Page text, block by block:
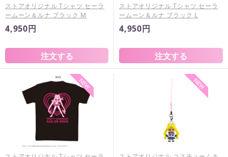
ストアオリジナル Tシャツ セーラ
ームーン＆ルナ ブラック M
4,950円
ストアオリジナル Tシャツ セーラ
ームーン＆ルナ ブラック L
4,950円